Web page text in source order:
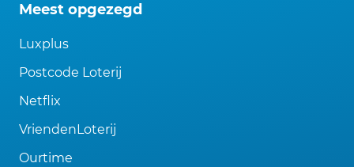
Meest opgezegd
Luxplus
Postcode Loterij
Netflix
VriendenLoterij
Ourtime